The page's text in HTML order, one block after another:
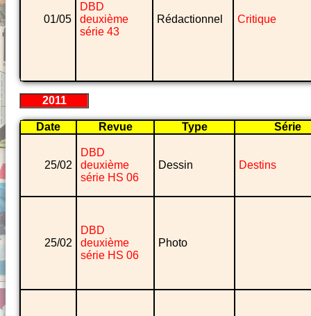
01/05
DBD
deuxième
série 43
Rédactionnel Critique
2011
Date Revue Type Série
25/02
DBD
deuxième
série HS 06
Dessin Destins
25/02
DBD
deuxième
série HS 06
Photo